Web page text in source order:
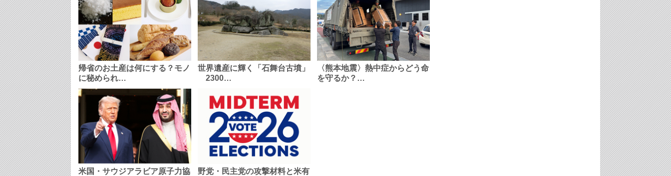
帰省のお土産は何にする？モノ
に秘められ…
世界遺産に輝く「石舞台古墳」
2300…
〈熊本地震〉熱中症からどう命
を守るか？…
米国・サウジアラビア原子力協
野党・民主党の攻撃材料と米有